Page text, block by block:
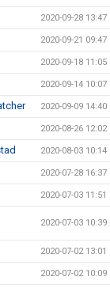
2020-09-28 13:47
2020-09-21 09:47
2020-09-18 11:05
2020-09-14 10:07
2020-09-09 14:40
2020-08-26 12:02
2020-08-03 10:14
2020-07-28 16:37
2020-07-03 11:51
2020-07-03 10:39
2020-07-02 13:01
2020-07-02 10:09